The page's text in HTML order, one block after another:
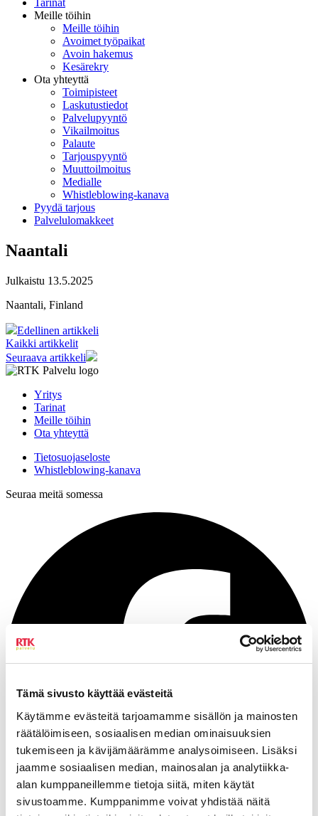
Tämä sivusto käyttää evästeitä
Käytämme evästeitä tarjoamamme sisällön ja mainosten
räätälöimiseen, sosiaalisen median ominaisuuksien
tukemiseen ja kävijämäärämme analysoimiseen. Lisäksi
jaamme sosiaalisen median, mainosalan ja analytiikka-
alan kumppaneillemme tietoja siitä, miten käytät
sivustoamme. Kumppanimme voivat yhdistää näitä
Tarinat
Meille töihin
Meille töihin
Avoimet työpaikat
Avoin hakemus
Kesärekry
Ota yhteyttä
Toimipisteet
Laskutustiedot
Palvelupyyntö
Vikailmoitus
Palaute
Tarjouspyyntö
Muuttoilmoitus
Medialle
Whistleblowing-kanava
Pyydä tarjous
Palvelulomakkeet
Naantali
Julkaistu 13.5.2025
Naantali, Finland
Edellinen artikkeli
Kaikki artikkelit
Seuraava artikkeli
Yritys
Tarinat
Meille töihin
Ota yhteyttä
Tietosuojaseloste
Whistleblowing-kanava
Seuraa meitä somessa